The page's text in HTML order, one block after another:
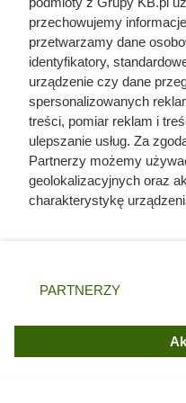
Zamość. Kim była
wieku?
Twój ogród może
przymrozków.
przechowujemy
przetwarzamy dane
identyfikatory,
urządzenie czy dane
spersonalizowanych
treści, pomiar reklam i
ulepszanie usług. Za
Partnerzy możemy
geolokalizacyjnych oraz
charakterystykę
zmienić/wycofać klikając
znajdujący się w lewym
użytkownika, ale masz
przetwarzaniu.
PARTNERZY